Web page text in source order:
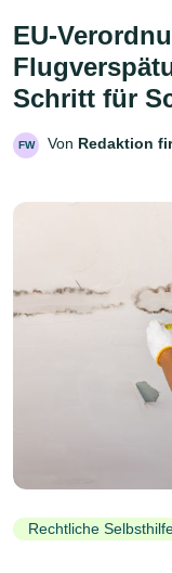
EU-
Schritt für
FW Von Redaktion
Rechtliche